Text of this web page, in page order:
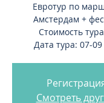
Евротур по
Амстердам +
Стоимость
Дата тура: 07-
Смотреть